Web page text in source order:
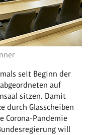
seit Beginn der
auf
sitzen. Damit
durch Glasscheiben
Corona-Pandemie
will